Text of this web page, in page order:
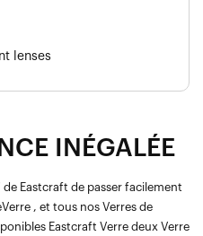
lenses
INÉGALÉE
de Eastcraft de passer facilement
, et tous nos Verres de
Eastcraft Verre deux Verre